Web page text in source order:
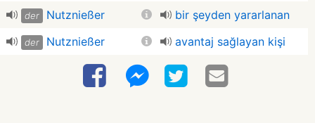
der Nutznießer bir şeyden yararlanan
der Nutznießer avantaj sağlayan kişi